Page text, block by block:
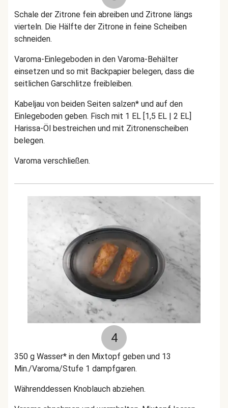
Schale der Zitrone fein abreiben und Zitrone längs
vierteln. Die Hälfte der Zitrone in feine Scheiben
schneiden.
Varoma-Einlegeboden in den Varoma-Behälter
einsetzen und so mit Backpapier belegen, dass die
seitlichen Garschlitze freibleiben.
Kabeljau von beiden Seiten salzen* und auf den
Einlegeboden geben. Fisch mit 1 EL [1,5 EL | 2 EL]
Harissa-Öl bestreichen und mit Zitronenscheiben
belegen.
Varoma verschließen.
4
350 g Wasser* in den Mixtopf geben und 13
Min./Varoma/Stufe 1 dampfgaren.
Währenddessen Knoblauch abziehen.